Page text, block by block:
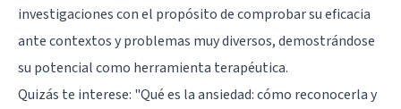
investigaciones con el propósito de comprobar su eficacia
ante contextos y problemas muy diversos, demostrándose
su potencial como herramienta terapéutica.
Quizás te interese: "Qué es la ansiedad: cómo reconocerla y